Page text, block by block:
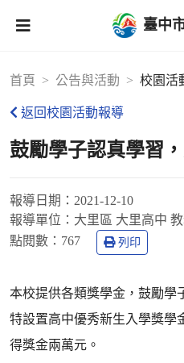
臺中
首頁 公告與活動 校園活
返回校園活動報導
鼓勵學子認真學習
報導日期： 2021-12-10
報導單位： 大里區 大里高中
點閱數： 767 列印
本校提供各類獎學金，鼓勵學
特設置高中優秀新生入學獎學
得獎金兩萬元。